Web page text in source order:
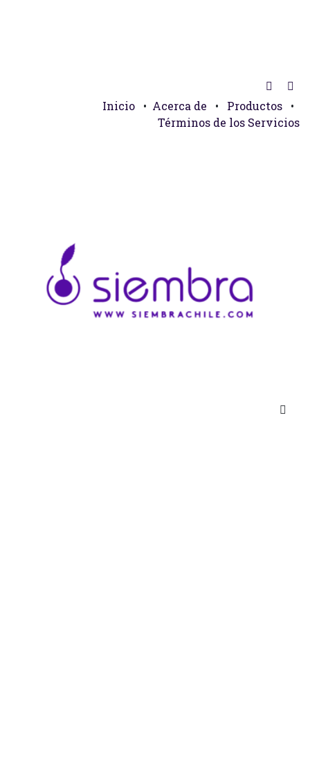
Inicio • Acerca de • Productos
•
Términos de los Servicios